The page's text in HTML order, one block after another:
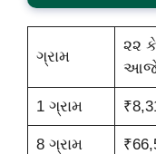
ગ્રામ
૨૨
1 ગ્રામ
8 ગ્રામ